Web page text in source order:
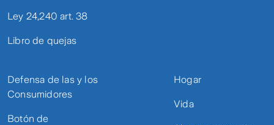
Ley 24,240 art. 38
Libro de quejas
Defensa de las y los
Consumidores
Botón de
Hogar
Vida